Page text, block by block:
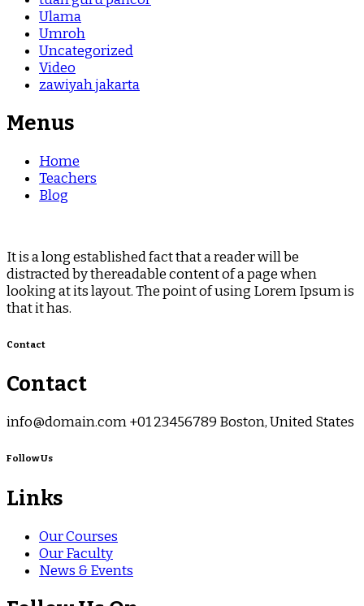
Ulama
Umroh
Uncategorized
Video
zawiyah jakarta
Menus
Home
Teachers
Blog
It is a long established fact that a reader will be
distracted by thereadable content of a page when
looking at its layout. The point of using Lorem Ipsum is
that it has.
Contact
Contact
info@domain.com +01 23456789 Boston, United States
Follow Us
Links
Our Courses
Our Faculty
News & Events